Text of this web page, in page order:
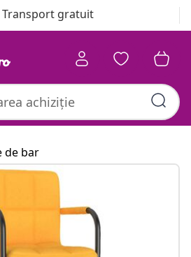
Transport gratuit
de bar